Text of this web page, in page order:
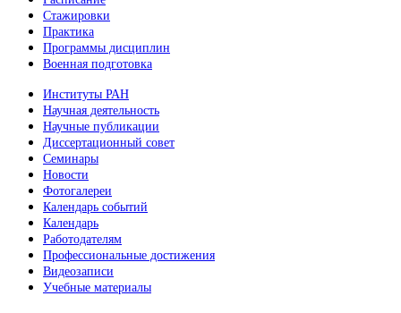
Стажировки
Практика
Программы дисциплин
Военная подготовка
Институты РАН
Научная деятельность
Научные публикации
Диссертационный совет
Семинары
Новости
Фотогалереи
Календарь событий
Календарь
Работодателям
Профессиональные достижения
Видеозаписи
Учебные материалы